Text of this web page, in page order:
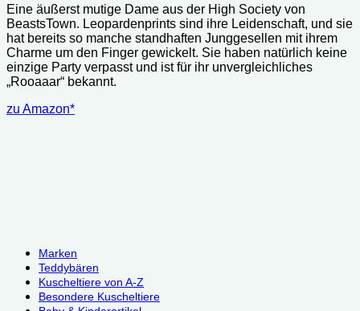
Eine äußerst mutige Dame aus der High Society von
BeastsTown. Leopardenprints sind ihre Leidenschaft, und sie
hat bereits so manche standhaften Junggesellen mit ihrem
Charme um den Finger gewickelt. Sie haben natürlich keine
einzige Party verpasst und ist für ihr unvergleichliches
„Rooaaar“ bekannt.
zu Amazon*
Marken
Teddybären
Kuscheltiere von A-Z
Besondere Kuscheltiere